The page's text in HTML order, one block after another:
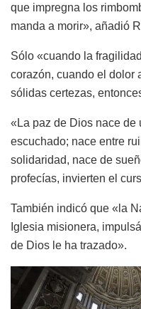
que impregna los
manda a morir», añadió
Sólo «cuando la
corazón, cuando el dolor
sólidas certezas,
«La paz de Dios nace
escuchado; nace entre
solidaridad, nace de
profecías, invierten el
También indicó que «la
Iglesia misionera,
de Dios le ha trazado».